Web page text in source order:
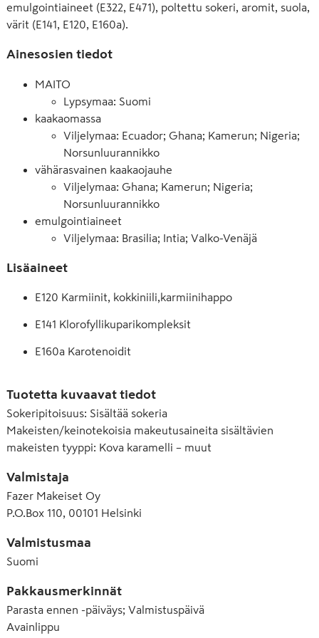
emulgointiaineet (E322, E471), poltettu sokeri, aromit, suola,
värit (E141, E120, E160a).
Ainesosien tiedot
MAITO
Lypsymaa: Suomi
kaakaomassa
Viljelymaa: Ecuador; Ghana; Kamerun; Nigeria;
Norsunluurannikko
vähärasvainen kaakaojauhe
Viljelymaa: Ghana; Kamerun; Nigeria;
Norsunluurannikko
emulgointiaineet
Viljelymaa: Brasilia; Intia; Valko-Venäjä
Lisäaineet
E120 Karmiinit, kokkiniili,karmiinihappo
E141 Klorofyllikuparikompleksit
E160a Karotenoidit
E331 Natriumsitraatti
E471 Rasvahappojen mono- ja diglyseridit
Tuotetta kuvaavat tiedot
Sokeripitoisuus: Sisältää sokeria
Makeisten/keinotekoisia makeutusaineita sisältävien
makeisten tyyppi: Kova karamelli – muut
Valmistaja
Fazer Makeiset Oy
P.O.Box 110, 00101 Helsinki
Valmistusmaa
Suomi
Pakkausmerkinnät
Parasta ennen -päiväys; Valmistuspäivä
Avainlippu